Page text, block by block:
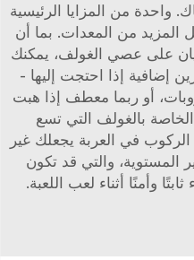
واحدة من المزايا الرئيسية
المزيد من المعدات. بما أن
على عصي الغولف، يمكنك
إضافية إذا احتجت إليها -
أو ربما معطف إذا هبت
الخاصة بالغولف التي تسع
في العربة يجعلك غير
والتي قد تكون
وأمنًا أثناء لعب اللعبة.